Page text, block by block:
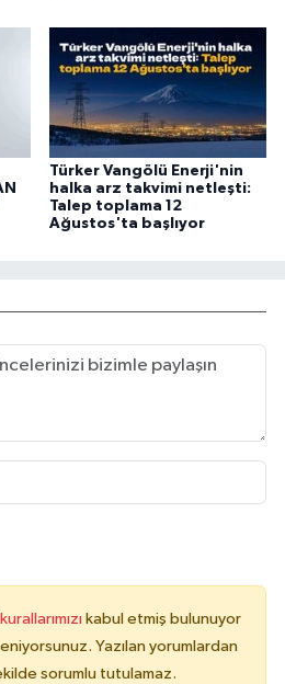
Türker Vangölü Enerji'nin
halka arz takvimi netleşti:
Talep toplama 12
Ağustos'ta başlıyor
kabul etmiş bulunuyor
Yazılan yorumlardan
sorumlu tutulamaz.